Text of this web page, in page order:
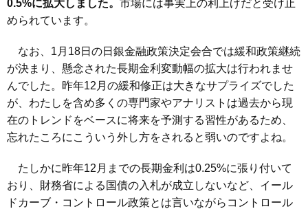
0.5%に拡大しました。 市場には事実上の利上げだと受け止
められています。
なお、1月18日の日銀金融政策決定会合では緩和政策継続
が決まり、懸念された長期金利変動幅の拡大は行われませ
んでした。昨年12月の緩和修正は大きなサプライズでした
が、わたしを含め多くの専門家やアナリストは過去から現
在のトレンドをベースに将来を予測する習性があるため、
忘れたころにこういう外し方をされると弱いのですよね。
たしかに昨年12月までの長期金利は0.25%に張り付いて
おり、財務省による国債の入札が成立しないなど、イール
ドカーブ・コントロール政策とは言いながらコントロール